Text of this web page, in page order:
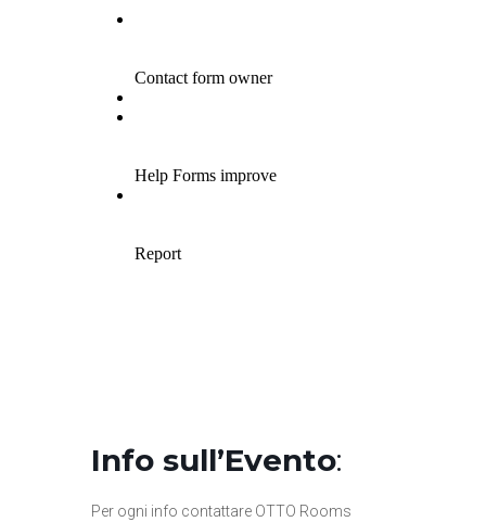
Info sull’Evento:
Per ogni info contattare OTTO Rooms